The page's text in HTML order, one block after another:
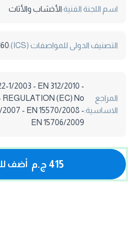
اسم اللجنة الفنية:الأخشاب والأثاث
التصنيف الدولى للمواصفات (ICS):
المراجع
الاساسية:
1/2003 - EN 312/2010 -
REGULATION (EC) No
- EN 15570/2008 -
EN 15706/2009
415 ج.م أضف